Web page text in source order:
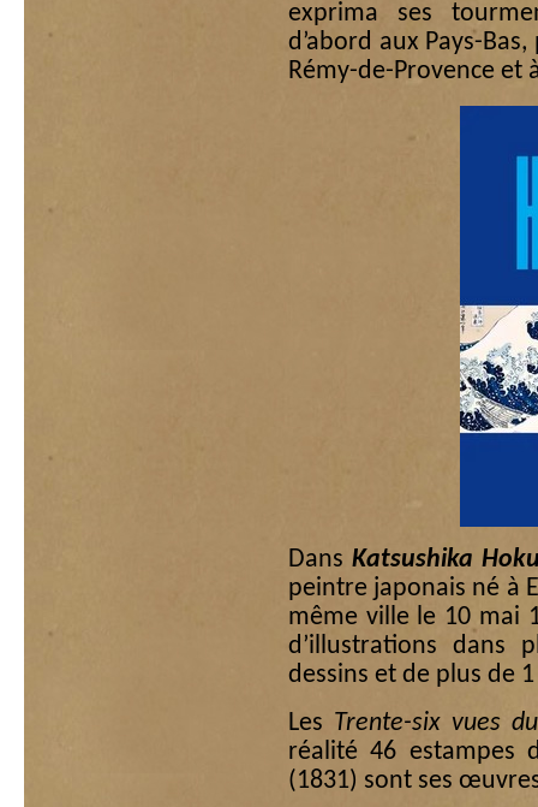
exprima ses
d’abord aux Pays-
Rémy-de-Provence et
Dans Katsushika
peintre japonais né à
même ville le 10 mai
d’illustrations dans
dessins et de plus de
Les
Trente-six vues
réalité 46 estampes
(1831) sont ses